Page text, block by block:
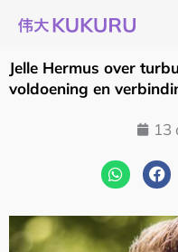
naar
de
inhoud
Jelle Hermus over
voldoening en
13